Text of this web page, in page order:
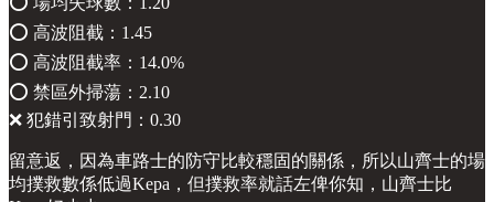
⭕️ 高波阻截：1.45
⭕️ 高波阻截率：14.0%
⭕️ 禁區外掃蕩：2.10
❌ 犯錯引致射門：0.30
留意返，因為車路士的防守比較穩固的關係，所以山齊士的場
均撲救數係低過Kepa，但撲救率就話左俾你知，山齊士比